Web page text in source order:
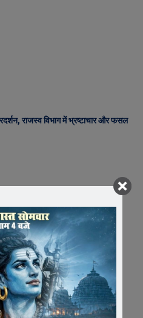
राजस्व विभाग में भ्रष्टाचार और फसल